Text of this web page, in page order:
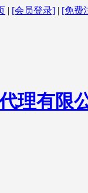
| [会员登录] | [免费
理有限